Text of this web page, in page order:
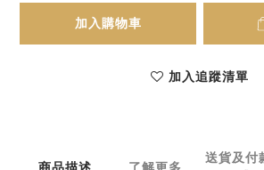
加入購物車
加入追蹤清單
商品描述 了解更多
送貨及付